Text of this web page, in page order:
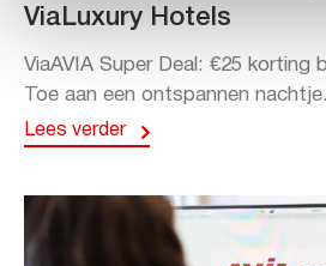
ViaLuxury Hotels
ViaAVIA Super Deal: €25 korting
Toe aan een ontspannen
Lees verder